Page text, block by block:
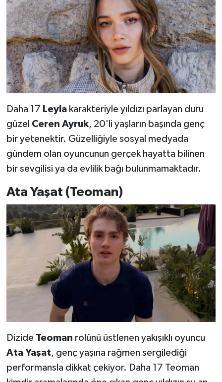
Daha 17 Leyla karakteriyle yıldızı parlayan duru
güzel Ceren Ayruk, 20'li yaşların başında genç
bir yetenektir. Güzelliğiyle sosyal medyada
gündem olan oyuncunun gerçek hayatta bilinen
bir sevgilisi ya da evlilik bağı bulunmamaktadır.
Ata Yaşat (Teoman)
Dizide Teoman rolünü üstlenen yakışıklı oyuncu
Ata Yaşat, genç yaşına rağmen sergilediği
performansla dikkat çekiyor. Daha 17 Teoman